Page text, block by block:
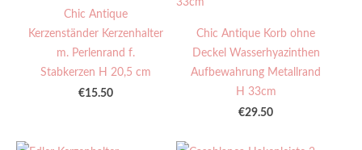
Chic Antique
Kerzenständer Kerzenhalter
m. Perlenrand f.
Stabkerzen H 20,5 cm
€15.50
Chic Antique Korb ohne
Deckel Wasserhyazinthen
Aufbewahrung Metallrand
H 33cm
€29.50